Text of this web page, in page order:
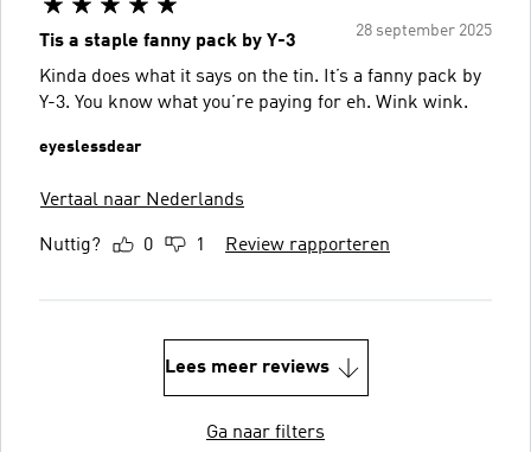
28 september 2025
Tis a staple fanny pack by Y-3
Kinda does what it says on the tin. It’s a fanny pack by
Y-3. You know what you’re paying for eh. Wink wink.
eyeslessdear
Vertaal naar Nederlands
Nuttig? 0 1 Review rapporteren
Lees meer reviews
Ga naar filters